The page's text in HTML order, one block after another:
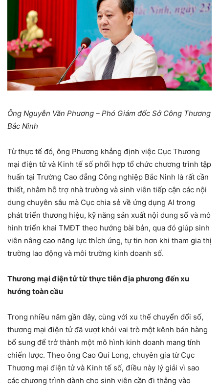
Ông Nguyễn Văn Phương – Phó Giám đốc Sở Công Thương
Bắc Ninh
Từ thực tế đó, ông Phương khẳng định việc Cục Thương
mại điện tử và Kinh tế số phối hợp tổ chức chương trình tập
huấn tại Trường Cao đẳng Công nghiệp Bắc Ninh là rất cần
thiết, nhằm hỗ trợ nhà trường và sinh viên tiếp cận các nội
dung chuyên sâu mà Cục chia sẻ về ứng dụng AI trong
phát triển thương hiệu, kỹ năng sản xuất nội dung số và mô
hình triển khai TMĐT theo hướng bài bản, qua đó giúp sinh
viên nâng cao năng lực thích ứng, tự tin hơn khi tham gia thị
trường lao động và môi trường kinh doanh số.
Thương mại điện tử từ thực tiễn địa phương đến xu
hướng toàn cầu
Trong nhiều năm gần đây, cùng với xu thế chuyển đổi số,
thương mại điện tử đã vượt khỏi vai trò một kênh bán hàng
bổ sung để trở thành một mô hình kinh doanh mang tính
chiến lược. Theo ông Cao Quí Long, chuyên gia từ Cục
Thương mại điện tử và Kinh tế số, điều này lý giải vì sao
các chương trình dành cho sinh viên cần đi thẳng vào